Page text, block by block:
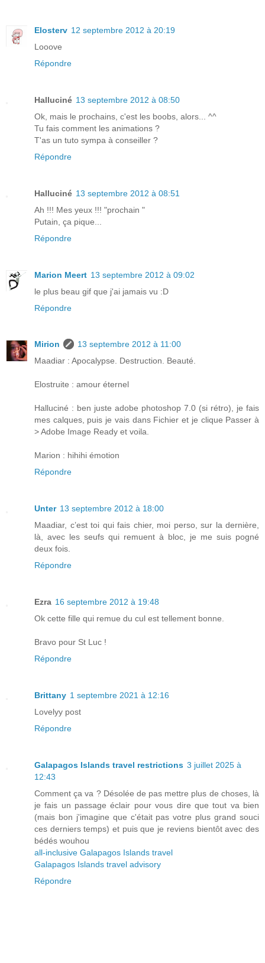
Elosterv 12 septembre 2012 à 20:19
Looove
Répondre
Halluciné 13 septembre 2012 à 08:50
Ok, mais le prochains, c'est les boobs, alors... ^^
Tu fais comment les animations ?
T'as un tuto sympa à conseiller ?
Répondre
Halluciné 13 septembre 2012 à 08:51
Ah !!! Mes yeux !!! "prochain "
Putain, ça pique...
Répondre
Marion Meert 13 septembre 2012 à 09:02
le plus beau gif que j'ai jamais vu :D
Répondre
Mirion
13 septembre 2012 à 11:00
Maadiar : Apocalypse. Destruction. Beauté.
Elostruite : amour éternel
Halluciné : ben juste adobe photoshop 7.0 (si rétro), je fais
mes calques, puis je vais dans Fichier et je clique Passer à
> Adobe Image Ready et voila.
Marion : hihihi émotion
Répondre
Unter 13 septembre 2012 à 18:00
Maadiar, c’est toi qui fais chier, moi perso, sur la dernière,
là, avec les seufs qui remuent à bloc, je me suis pogné
deux fois.
Répondre
Ezra 16 septembre 2012 à 19:48
Ok cette fille qui remue du cul est tellement bonne.
Bravo pour St Luc !
Répondre
Brittany 1 septembre 2021 à 12:16
Lovelyy post
Répondre
Galapagos Islands travel restrictions 3 juillet 2025 à
12:43
Comment ça va ? Désolée de pas mettre plus de choses, là
je fais un passage éclair pour vous dire que tout va bien
(mais bon j'imagine que c'était pas votre plus grand souci
ces derniers temps) et puis que je reviens bientôt avec des
bédés wouhou
all-inclusive Galapagos Islands travel
Galapagos Islands travel advisory
Répondre